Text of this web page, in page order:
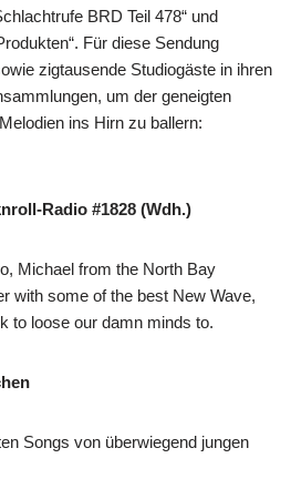
BRD Teil 478“ und
Für diese Sendung
zigtausende Studiogäste in ihren
um der geneigten
ins Hirn zu ballern:
Radio #1828 (Wdh.)
Michael from the North Bay
with some of the best New Wave,
to loose our damn minds to.
Songs von überwiegend jungen